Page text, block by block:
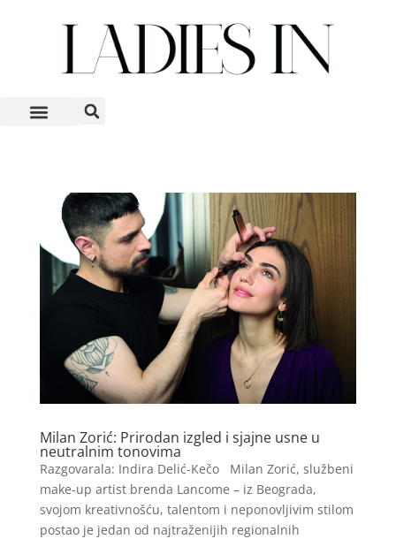
Milan Zorić: Prirodan izgled i sjajne usne u
neutralnim tonovima
Razgovarala: Indira Delić-Kečo Milan Zorić, službeni
make-up artist brenda Lancome – iz Beograda,
svojom kreativnošću, talentom i neponovljivim stilom
postao je jedan od najtraženijih regionalnih